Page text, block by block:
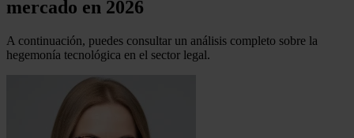
mercado en 2026
A continuación, puedes consultar un análisis completo sobre la
hegemonía tecnológica en el sector legal.